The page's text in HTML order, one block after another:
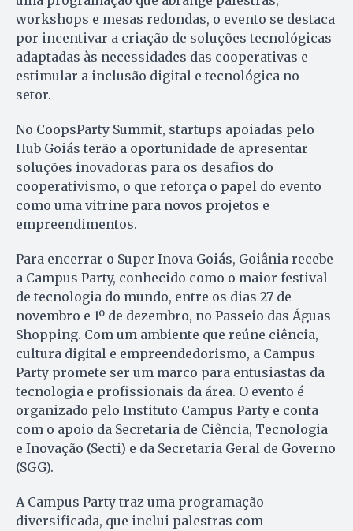
workshops e mesas redondas, o evento se destaca
por incentivar a criação de soluções tecnológicas
adaptadas às necessidades das cooperativas e
estimular a inclusão digital e tecnológica no
setor.
No CoopsParty Summit, startups apoiadas pelo
Hub Goiás terão a oportunidade de apresentar
soluções inovadoras para os desafios do
cooperativismo, o que reforça o papel do evento
como uma vitrine para novos projetos e
empreendimentos.
Para encerrar o Super Inova Goiás, Goiânia recebe
a Campus Party, conhecido como o maior festival
de tecnologia do mundo, entre os dias 27 de
novembro e 1º de dezembro, no Passeio das Águas
Shopping. Com um ambiente que reúne ciência,
cultura digital e empreendedorismo, a Campus
Party promete ser um marco para entusiastas da
tecnologia e profissionais da área. O evento é
organizado pelo Instituto Campus Party e conta
com o apoio da Secretaria de Ciência, Tecnologia
e Inovação (Secti) e da Secretaria Geral de Governo
(SGG).
A Campus Party traz uma programação
diversificada, que inclui palestras com